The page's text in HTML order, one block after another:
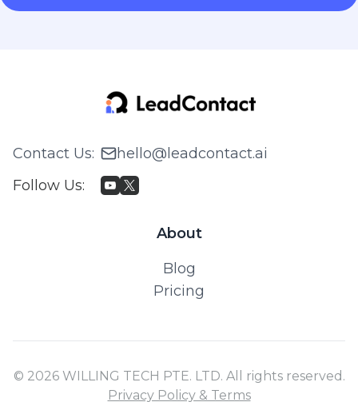
Contact Us:
hello@leadcontact.ai
Follow Us:
About
Blog
Pricing
© 2026 WILLING TECH PTE. LTD. All rights reserved.
Privacy Policy & Terms